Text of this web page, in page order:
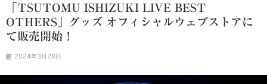
「TSUTOMU ISHIZUKI LIVE BEST
OTHERS」グッズ オフィシャルウェブストアに
て販売開始！
2024年3月28日